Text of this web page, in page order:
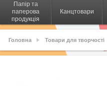
Папір та
паперова
продукція
Канцтовари
Головна Товари для творчості